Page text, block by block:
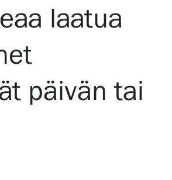
laatua
päivän tai